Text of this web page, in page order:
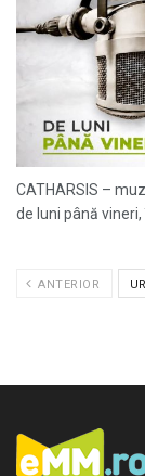
CATHARSIS –
de luni până vineri,
ANTERIOR